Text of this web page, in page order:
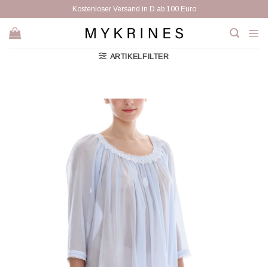
Inhalt
springen
Kostenloser Versand in D ab 100 Euro
ARTIKELFILTER